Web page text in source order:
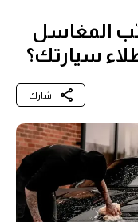
المغاسل
سيارتك؟
شارك